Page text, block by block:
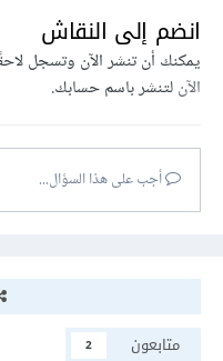
انضم إلى النقاش
يمكنك أن تنشر الآن وتسجل
الآنلتنشر باسم حسابك.
أجب على هذا السؤال...
متابعون
2